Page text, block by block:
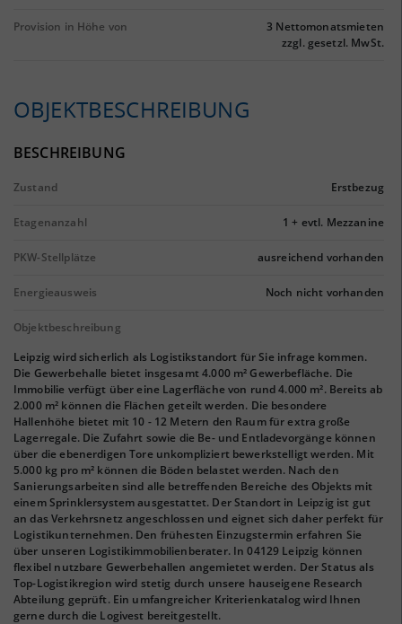
Provision in Höhe von
3 Nettomonatsmieten
zzgl. gesetzl. MwSt.
OBJEKTBESCHREIBUNG
BESCHREIBUNG
Zustand Erstbezug
Etagenanzahl 1 + evtl. Mezzanine
PKW-Stellplätze ausreichend vorhanden
Energieausweis Noch nicht vorhanden
Objektbeschreibung
Leipzig wird sicherlich als Logistikstandort für Sie infrage kommen.
Die Gewerbehalle bietet insgesamt 4.000 m² Gewerbefläche. Die
Immobilie verfügt über eine Lagerfläche von rund 4.000 m². Bereits ab
2.000 m² können die Flächen geteilt werden. Die besondere
Hallenhöhe bietet mit 10 - 12 Metern den Raum für extra große
Lagerregale. Die Zufahrt sowie die Be- und Entladevorgänge können
über die ebenerdigen Tore unkompliziert bewerkstelligt werden. Mit
5.000 kg pro m² können die Böden belastet werden. Nach den
Sanierungsarbeiten sind alle betreffenden Bereiche des Objekts mit
einem Sprinklersystem ausgestattet. Der Standort in Leipzig ist gut
an das Verkehrsnetz angeschlossen und eignet sich daher perfekt für
Logistikunternehmen. Den frühesten Einzugstermin erfahren Sie
über unseren Logistikimmobilienberater. In 04129 Leipzig können
flexibel nutzbare Gewerbehallen angemietet werden. Der Status als
Top-Logistikregion wird stetig durch unsere hauseigene Research
Abteilung geprüft. Ein umfangreicher Kriterienkatalog wird Ihnen
gerne durch die Logivest bereitgestellt.